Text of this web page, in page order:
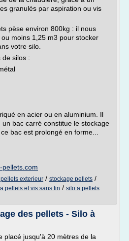
granulés par aspiration ou vis
pèse environ 800kg : il nous
moins 1,25 m3 pour stocker
votre silo.
de silos :
en acier ou en aluminium. Il
bac carré constitue le stockage
bac est prolongé en forme...
pellets.com
exterieur / stockage pellets /
pellets et vis sans fin / silo a pellets
des pellets - Silo à
placé jusqu'à 20 mètres de la